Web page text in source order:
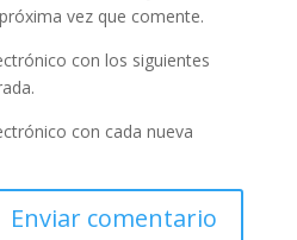
vez que comente.
con los siguientes
con cada nueva